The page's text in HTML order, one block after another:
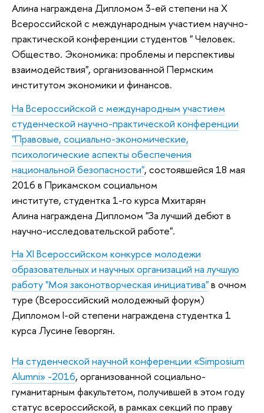
Алина награждена Дипломом 3-ей степени на Х
Всероссийской с международным участием научно-
практической конференции студентов " Человек.
Общество. Экономика: проблемы и перспективы
взаимодействия", организованной Пермским
институтом экономики и финансов.
На Всероссийской с международным участием
студенческой научно-практической конференции
"Правовые, социально-экономические,
психологические аспекты обеспечения
национальной безопасности", состоявшейся 18 мая
2016 в Прикамском социальном
институте, студентка 1-го курса Мхитарян
Алина награждена Дипломом "За лучший дебют в
научно-исследовательской работе".
На XI Всероссийском конкурсе молодежи
образовательных и научных организаций на лучшую
работу "Моя законотворческая инициатива"в очном
туре (Всероссийский молодежный форум)
Дипломом I-ой степени награждена студентка 1
курса Лусине Геворгян.
На студенческой научной конференции «Simposium
Alumni» -2016, организованной социально-
гуманитарным факультетом, получившей в этом году
статус всероссийской, в рамках секций по праву